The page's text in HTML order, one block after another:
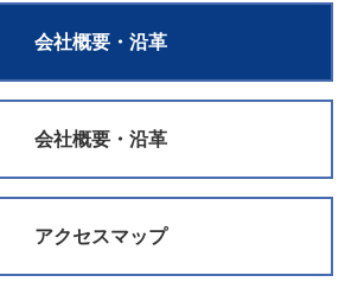
会社概要・沿革
会社概要・沿革
アクセスマップ